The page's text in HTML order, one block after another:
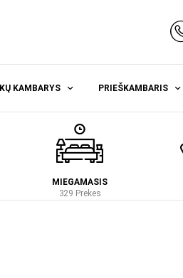
KAMBARYS PRIEŠKAMBARIS
MIEGAMASIS
329 Prekes